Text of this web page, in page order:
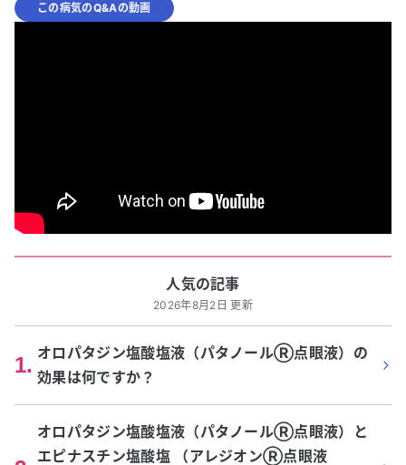
この病気のQ&Aの動画
人気の記事
2026年8月2日 更新
1. オロパタジン塩酸塩液（パタノールⓇ点眼液）の
効果は何ですか？
オロパタジン塩酸塩液（パタノールⓇ点眼液）と
エピナスチン塩酸塩 （アレジオンⓇ点眼液